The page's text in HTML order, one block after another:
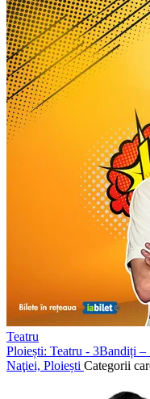
Teatru
Ploiești: Teatru - 3Bandiți
Naţiei, Ploiești Categorii